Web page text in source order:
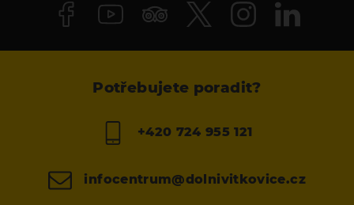
Potřebujete poradit?
+420 724 955 121
infocentrum@dolnivitkovice.cz